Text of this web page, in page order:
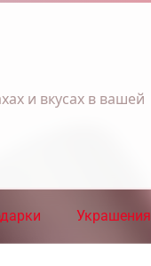
и вкусах в вашей
Украшения